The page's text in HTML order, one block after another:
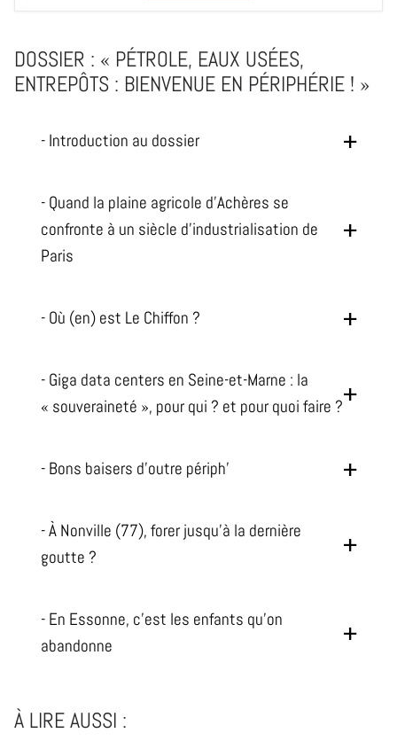
DOSSIER : « PÉTROLE, EAUX USÉES,
ENTREPÔTS : BIENVENUE EN PÉRIPHÉRIE ! »
- Introduction au dossier
- Quand la plaine agricole d'Achères se
confronte à un siècle d'industrialisation de
Paris
- Où (en) est Le Chiffon ?
- Giga data centers en Seine-et-Marne : la
« souveraineté », pour qui ? et pour quoi faire ?
- Bons baisers d'outre périph'
- À Nonville (77), forer jusqu'à la dernière
goutte ?
- En Essonne, c'est les enfants qu'on
abandonne
À LIRE AUSSI :